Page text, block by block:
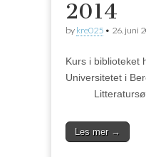
2014
by kre025 • 26. juni
Kurs i biblioteket
Universitetet i
Les mer →